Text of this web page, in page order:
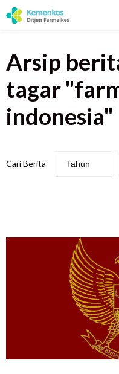
Arsip
tagar "
indonesia"
Cari Berita